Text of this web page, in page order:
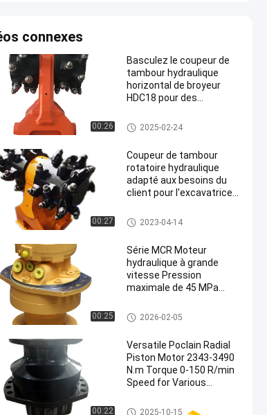
connexes
00:26
Basculez le coupeur de
tambour hydraulique
horizontal de broyeur
HDC18 pour des
Hyundai/Volvo
Coupeur de tambour hydrauliq
ue
2025-02-24
00:27
Coupeur de tambour
rotatoire hydraulique
adapté aux besoins du
client pour l'excavatrice
Coupeur de tambour hydrauliq
ue
2023-04-14
00:25
Série MCR Moteur
hydraulique à grande
vitesse Pression
maximale de 45 MPa
composants et
accessoires hydrauliques
Moteur hydraulique de Rexroth
2026-02-05
00:22
Versatile Poclain Radial
Piston Motor 2343-3490
N.m Torque 0-150 R/min
Speed for Various
Moteur hydraulique de Poclain
2025-10-15